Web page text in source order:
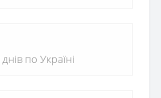
по Україні